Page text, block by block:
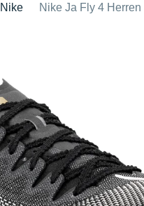
Nike Nike Ja Fly 4 Herren